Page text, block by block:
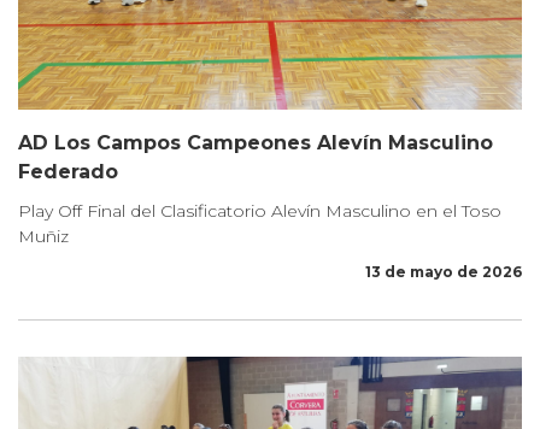
AD Los Campos Campeones Alevín Masculino
Federado
Play Off Final del Clasificatorio Alevín Masculino en el Toso
Muñiz
13 de mayo de 2026